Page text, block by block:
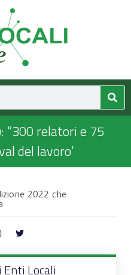
“300 relatori e 75
del lavoro’
2022 che
Locali